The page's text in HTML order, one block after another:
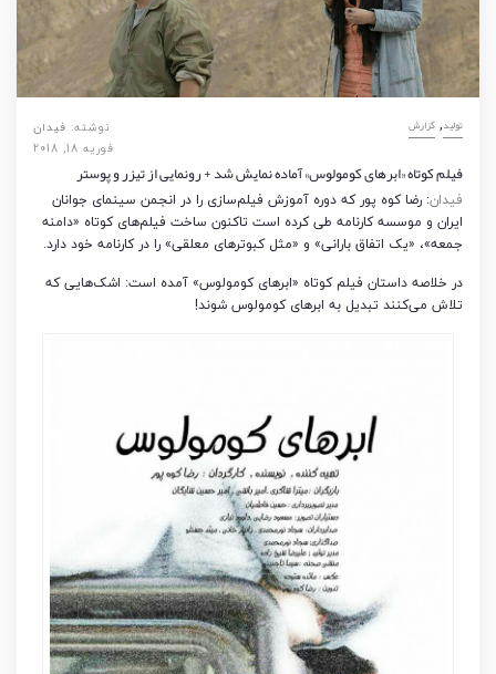
تولید, گزارش نوشته: فیدان
فوریه 18, 2018
فیلم کوتاه «ابرهای کومولوس» آماده نمایش شد + رونمایی از تیزر و پوستر
فیدان: رضا کوه پور که دوره آموزش فیلم‌سازی را در انجمن سینمای جوانان
ایران و موسسه کارنامه طی کرده است تاکنون ساخت فیلم‌های کوتاه «دامنه
جمعه»، «یک اتفاق بارانی» و «مثل کبوترهای معلقی» را در کارنامه خود دارد.
در خلاصه داستان فیلم کوتاه «ابرهای کومولوس» آمده است: اشک‌هایی که
تلاش می‌کنند تبدیل به ابرهای کومولوس شوند!